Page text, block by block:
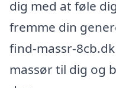
dig med at føle
fremme din
find-massr-
massør til dig og